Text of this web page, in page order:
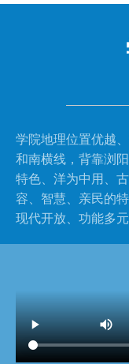
学院地理位置优越
和南横线，背靠浏
特色、洋为中用、
容、智慧、亲民的
现代开放、功能多